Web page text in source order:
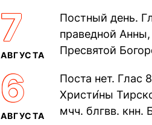
Печерского, в
пещерах...
7
АВГУСТА
Постный день.
праведной
Пресвятой
прп. Евпракси́и
6
АВГУСТА
Поста нет. Глас
Христи́ны
мчч. блгвв. кнн.